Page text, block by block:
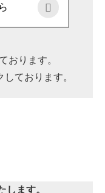
おります。
ております。
します。